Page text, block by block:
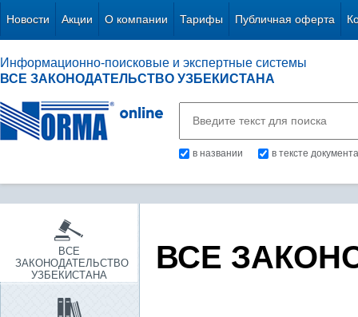
Новости Акции О компании Тарифы Публичная оферта
Информационно-поисковые и экспертные системы
ВСЕ ЗАКОНОДАТЕЛЬСТВО УЗБЕКИСТАНА
в названии в тексте документа
ВСЕ
ЗАКОНОДАТЕЛЬСТВО
УЗБЕКИСТАНА
ВСЕ